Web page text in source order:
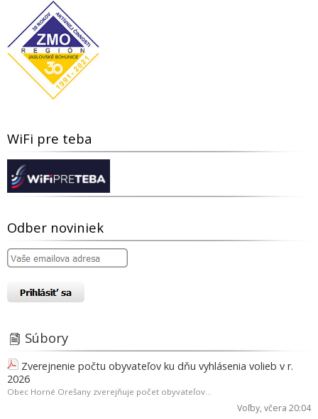
WiFi pre teba
Odber noviniek
Súbory
Zverejnenie počtu obyvateľov ku dňu vyhlásenia volieb v r.
2026
Obec Horné Orešany zverejňuje počet obyvateľov...
Voľby, včera 20:04